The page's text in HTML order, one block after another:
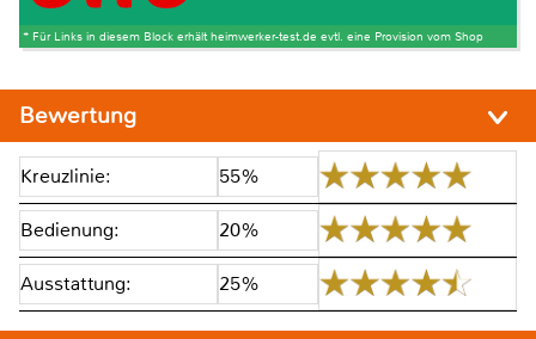
* Für Links in diesem Block erhält heimwerker-test.de evtl. eine Provision vom Shop
Bewertung
Kreuzlinie: 55%
Bedienung: 20%
Ausstattung: 25%